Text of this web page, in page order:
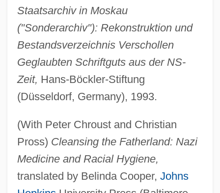
Staatsarchiv in Moskau
("Sonderarchiv"): Rekonstruktion und
Bestandsverzeichnis Verschollen
Geglaubten Schriftguts aus der NS-
Zeit, Hans-Böckler-Stiftung
(Düsseldorf, Germany), 1993.
(With Peter Chroust and Christian
Pross) Cleansing the Fatherland: Nazi
Medicine and Racial Hygiene,
translated by Belinda Cooper, Johns